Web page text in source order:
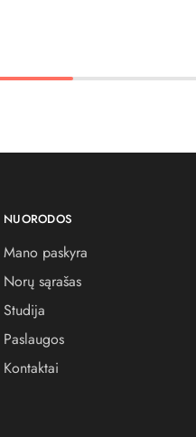
NUORODOS
Mano paskyra
Norų sąrašas
Studija
Paslaugos
Kontaktai